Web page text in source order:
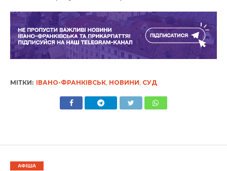
МІТКИ: ІВАНО-ФРАНКІВСЬК, НОВИНИ СУД
АФІША